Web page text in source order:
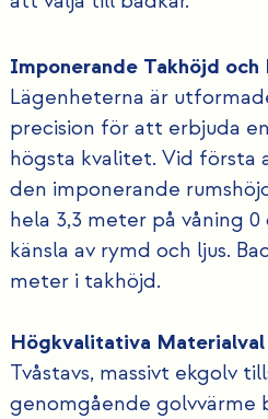
Imponerande Takhöjd och
Lägenheterna är
precision för att erbjuda
högsta kvalitet. Vid första
den imponerande
hela 3,3 meter på våning 0
känsla av rymd och ljus.
meter i takhöjd.
Högkvalitativa Materialval
Tvåstavs, massivt ekgolv
genomgående golvvärme